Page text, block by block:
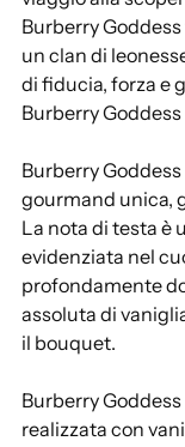
n
g
e
r
u
n
p
r
o
d
o
t
o
Burberry
un clan di
di fiducia, forza e
Burberry
Burberry
gourmand unica,
La nota di testa è
evidenziata nel
profondamente
assoluta di
il bouquet.
Burberry
realizzata con